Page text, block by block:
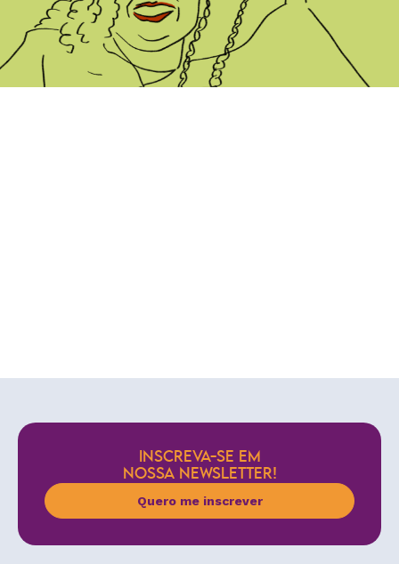
INSCREVA-SE EM
NOSSA NEWSLETTER!
Quero me inscrever